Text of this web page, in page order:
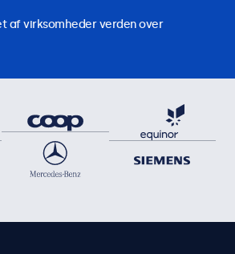
af virksomheder verden over